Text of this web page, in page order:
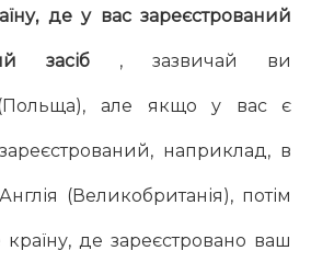
де у вас зареєстрований
засіб , зазвичай ви
(Польща), але якщо у вас є
наприклад, в
(Великобританія), потім
де зареєстровано ваш